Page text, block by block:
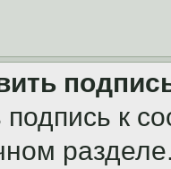
подпись к